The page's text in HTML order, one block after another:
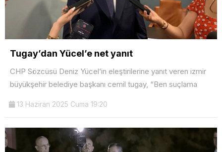
Tugay’dan Yücel’e net yanıt
CHP Sözcüsü Deniz Yücel’in eleştirilerine yanıt veren izmir
büyükşehir belediye başkanı cemil tugay, “Ben suçlama
13 Haziran 2025 Cuma 19:20